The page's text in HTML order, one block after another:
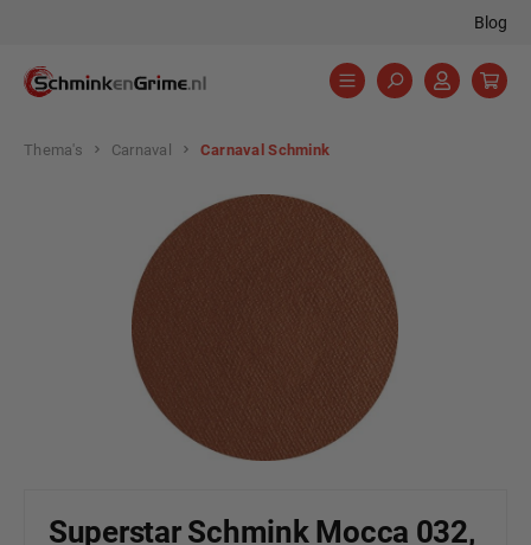
Blog
Thema's Carnaval Carnaval Schmink
Afbeeldingengalerij overslaan
Superstar Schmink Mocca 032,